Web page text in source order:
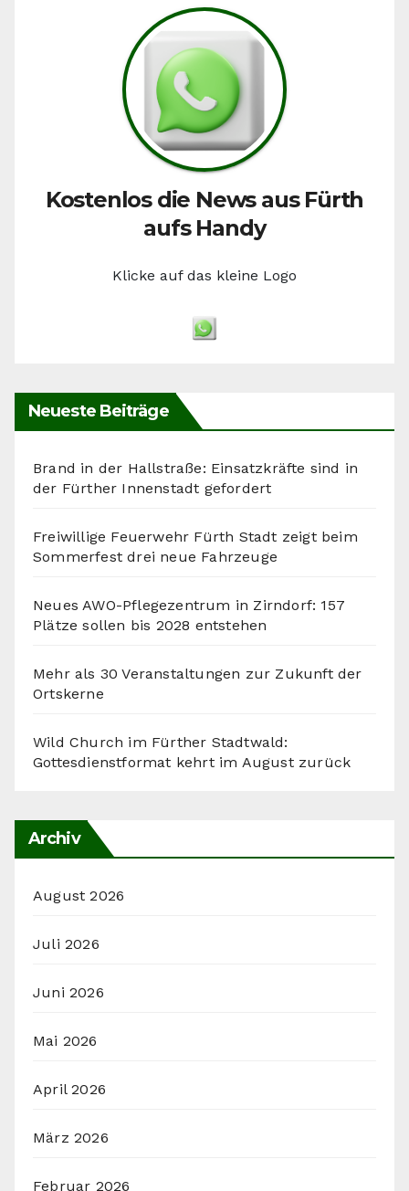
Kostenlos die News aus Fürth
aufs Handy
Klicke auf das kleine Logo
Neueste Beiträge
Brand in der Hallstraße: Einsatzkräfte sind in
der Fürther Innenstadt gefordert
Freiwillige Feuerwehr Fürth Stadt zeigt beim
Sommerfest drei neue Fahrzeuge
Neues AWO-Pflegezentrum in Zirndorf: 157
Plätze sollen bis 2028 entstehen
Mehr als 30 Veranstaltungen zur Zukunft der
Ortskerne
Wild Church im Fürther Stadtwald:
Gottesdienstformat kehrt im August zurück
Archiv
August 2026
Juli 2026
Juni 2026
Mai 2026
April 2026
März 2026
Februar 2026